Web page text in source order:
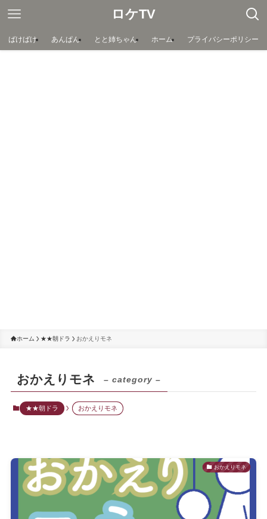
ロケTV
ばけばけ あんぱん とと姉ちゃん ホーム プライバシーポリシー
ホーム ★★朝ドラ おかえりモネ
おかえりモネ – category –
★★朝ドラ おかえりモネ
おかえりモネ